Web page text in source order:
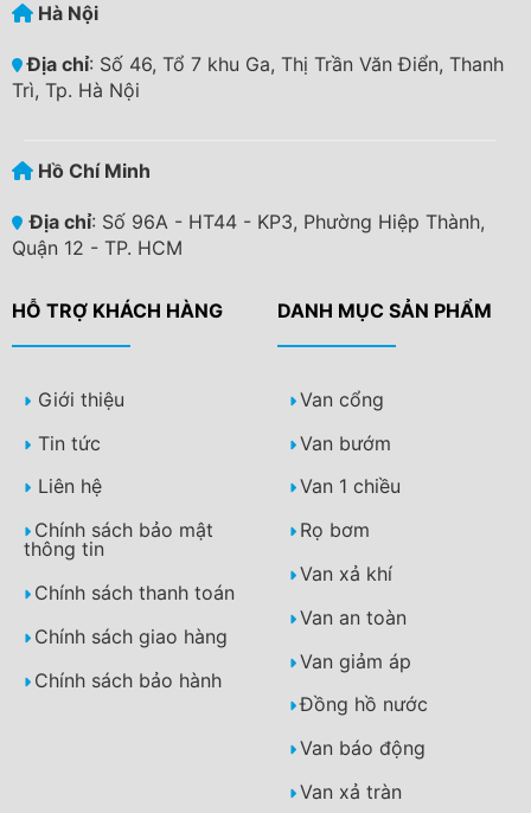
Hà Nội
Địa chỉ: Số 46, Tổ 7 khu Ga, Thị Trần Văn Điển, Thanh
Trì, Tp. Hà Nội
Hồ Chí Minh
Địa chỉ: Số 96A - HT44 - KP3, Phường Hiệp Thành,
Quận 12 - TP. HCM
HỖ TRỢ KHÁCH HÀNG DANH MỤC SẢN PHẨM
Giới thiệu
Tin tức
Liên hệ
Chính sách bảo mật
thông tin
Chính sách thanh toán
Chính sách giao hàng
Chính sách bảo hành
Van cổng
Van bướm
Van 1 chiều
Rọ bơm
Van xả khí
Van an toàn
Van giảm áp
Đồng hồ nước
Van báo động
Van xả tràn